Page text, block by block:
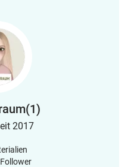
2017
Follower